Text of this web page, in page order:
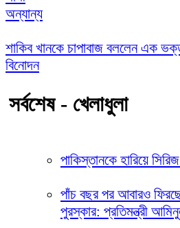
অন্যান্য
শাকিব খানকে চাপাবাজ বললেন এক
বিনোদন
সর্বশেষ - খেলাধুলা
পাকিস্তানকে হারিয়ে
পাঁচ বছর পর আবারও
পুরস্কার: প্রতিমন্ত্রী